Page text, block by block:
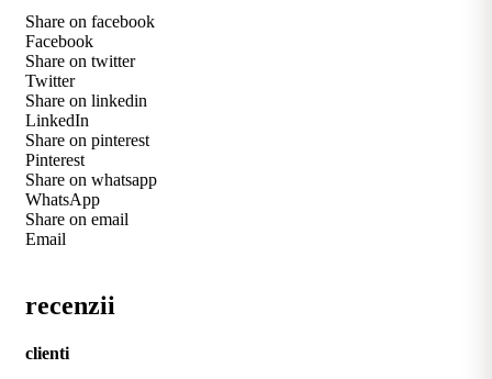
Share on facebook
Facebook
Share on twitter
Twitter
Share on linkedin
LinkedIn
Share on pinterest
Pinterest
Share on whatsapp
WhatsApp
Share on email
Email
recenzii
clienti